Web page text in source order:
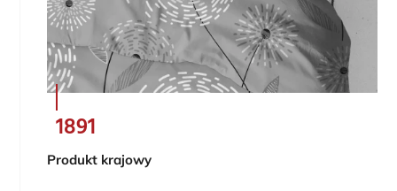
1891
Produkt krajowy